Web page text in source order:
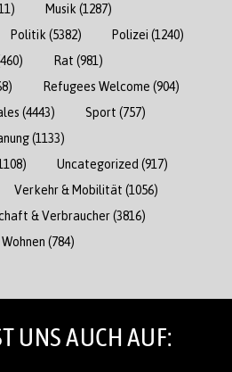
Musik (1287)
Politik (5382) Polizei (1240)
Rat (981)
Refugees Welcome (904)
(4443) Sport (757)
(1133)
Uncategorized (917)
Verkehr & Mobilität (1056)
& Verbraucher(3816)
Wohnen (784)
UNS AUCH AUF: